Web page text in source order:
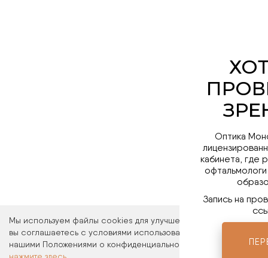
Мы используем файлы cookies для улучшения работы сайта.
вы соглашаетесь с условиями использования файлов cookies.
нашими Положениями о конфиденциальности и об
Оптика
кабинета, где
Запись на